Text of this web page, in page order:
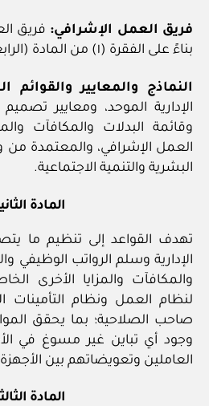
فريق العمل الإشرافي: فريق
بناءً على الفقرة (١) من المادة (الرابعة) من القواعد.
النماذج والمعايير والقوائم
الإدارية الموحد، ومعايير
وقائمة البدلات والمكافآت
العمل الإشرافي، والمعتمدة من
البشرية والتنمية الاجتماعية.
المادة
تهدف القواعد إلى تنظيم ما
الإدارية وسلم الرواتب الوظيفي
والمكافآت والمزايا الأخرى
لنظام العمل ونظام التأمينات
صاحب الصلاحية؛ بما يحقق
وجود أي تباين غير مسوغ في
العاملين وتعويضاتهم بين
المادة